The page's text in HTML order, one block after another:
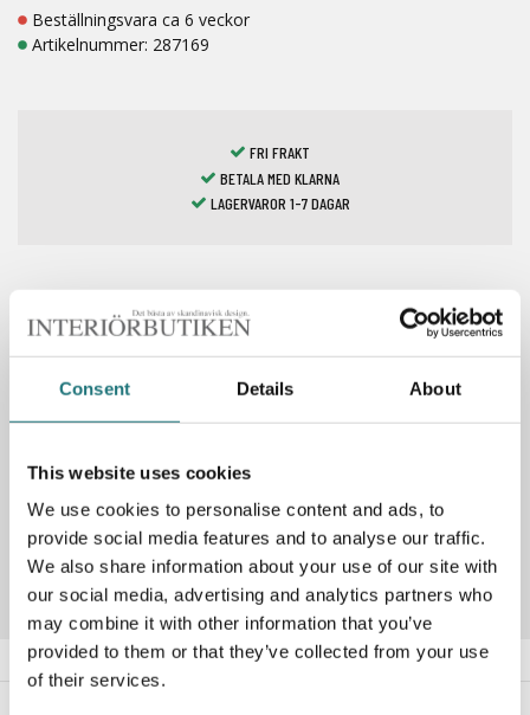
Consent Details About
This website uses cookies
We use cookies to personalise content and ads, to
provide social media features and to analyse our traffic.
We also share information about your use of our site with
our social media, advertising and analytics partners who
may combine it with other information that you’ve
provided to them or that they’ve collected from your use
of their services.
Beställningsvara ca 6 veckor
Artikelnummer: 287169
FRI FRAKT
BETALA MED KLARNA
LAGERVAROR 1-7 DAGAR
Spara som favorit
Artikelnummer 287169